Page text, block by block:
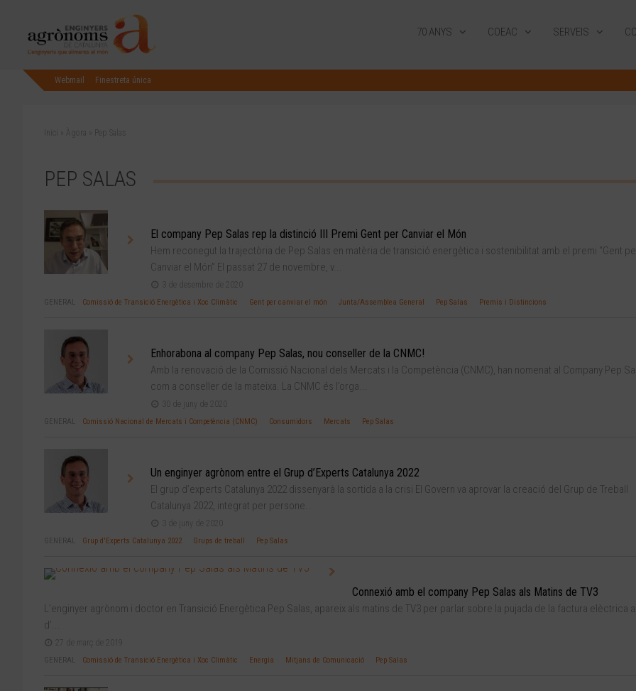
70 ANYS COEAC SERVEIS
Webmail Finestreta única
Inici Àgora Pep Salas
PEP SALAS
El company Pep Salas rep la distinció III Premi Gent per Canviar el Món
Hem reconegut la trajectòria de Pep Salas en matèria de transició energètica i sostenibilitat amb el premi “Gent
Canviar el Món” El passat 27 de novembre, v...
3 de desembre de 2020
GENERAL Comissió de Transició Energètica i Xoc Climàtic Gent per canviar el món Junta/Assemblea General Pep Salas Premis i Distincions
Enhorabona al company Pep Salas, nou conseller de la CNMC!
Amb la renovació de la Comissió Nacional dels Mercats i la Competència (CNMC), han nomenat al Company Pep
com a conseller de la mateixa. La CNMC és l’orga...
30 de juny de 2020
GENERAL Comissió Nacional de Mercats i Competència (CNMC) Consumidors Mercats Pep Salas
Un enginyer agrònom entre el Grup d’Experts Catalunya 2022
El grup d’experts Catalunya 2022 dissenyarà la sortida a la crisi El Govern va aprovar la creació del Grup de Treball
Catalunya 2022, integrat per persone...
3 de juny de 2020
GENERAL Grup d'Experts Catalunya 2022 Grups de treball Pep Salas
Connexió amb el company Pep Salas als Matins de TV3
L’enginyer agrònom i doctor en Transició Energètica Pep Salas, apareix als matins de TV3 per parlar sobre la pujada de la factura elèctrica
d’...
27 de març de 2019
GENERAL Comissió de Transició Energètica i Xoc Climàtic Energia Mitjans de Comunicació Pep Salas